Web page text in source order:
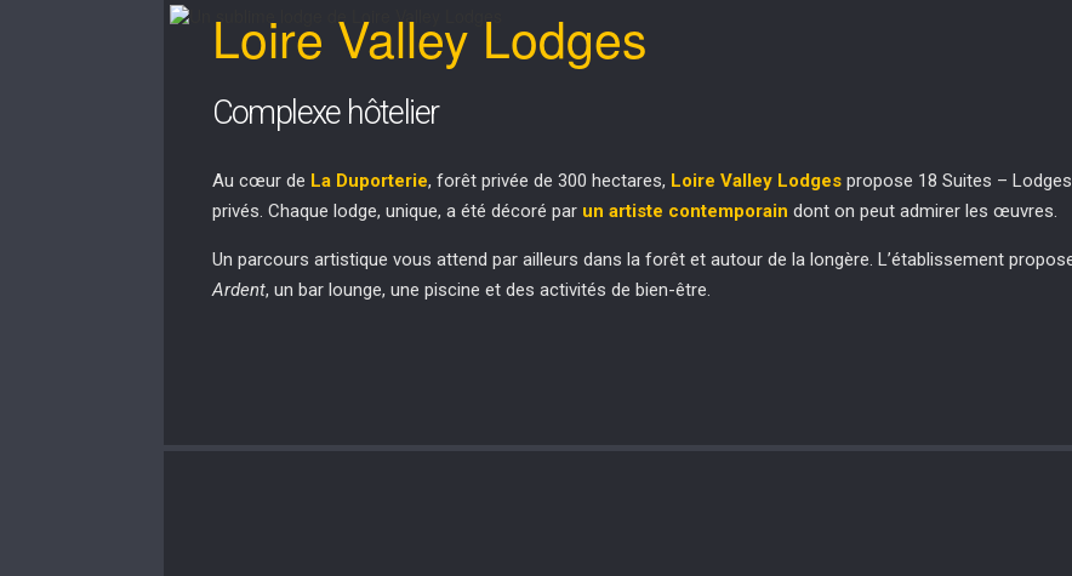
Loire Valley Lodges
Complexe hôtelier
Au cœur de La Duporterie, forêt privée de 300 hectares, Loire Valley Lodgespropose 18 Suites –
privés. Chaque lodge, unique, a été décoré par un artiste contemporain dont on peut admirer les œuvres.
Un parcours artistique vous attend par ailleurs dans la forêt et autour de la longère. L’établissement
Ardent, un bar lounge, une piscine et des activités de bien-être.